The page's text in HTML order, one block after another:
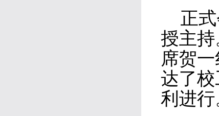
正
授主
席贺
达了
利进